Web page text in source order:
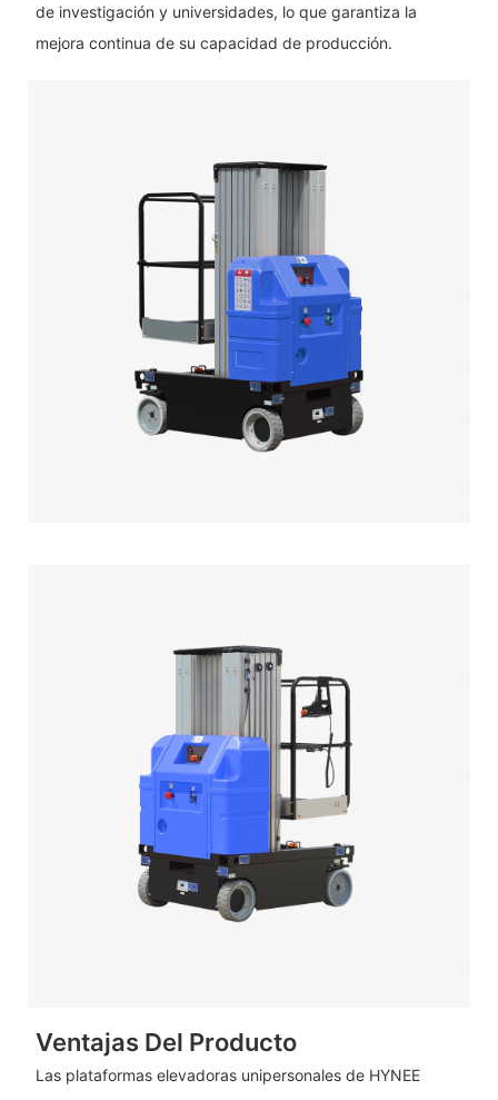
de investigación y universidades, lo que garantiza la
mejora continua de su capacidad de producción.
Ventajas Del Producto
Las plataformas elevadoras unipersonales de HYNEE